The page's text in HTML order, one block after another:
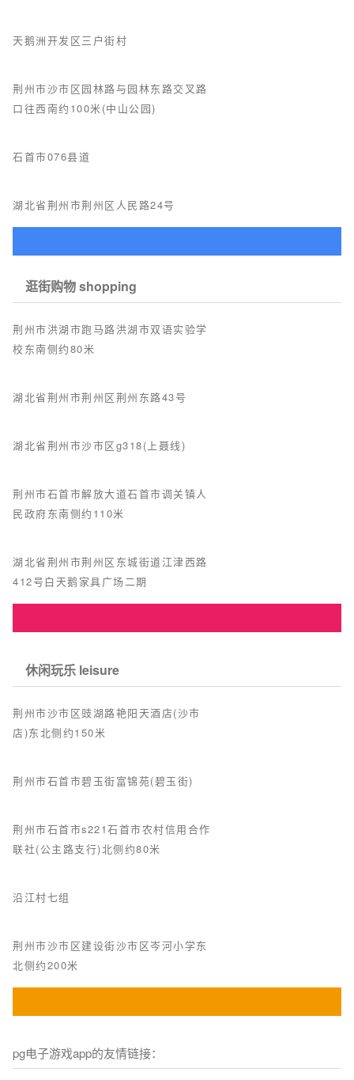
天鹅洲开发区三户街村
荆州市沙市区园林路与园林东路交叉路
口往西南约100米(中山公园)
石首市076县道
湖北省荆州市荆州区人民路24号
逛街购物 shopping
荆州市洪湖市跑马路洪湖市双语实验学
校东南侧约80米
湖北省荆州市荆州区荆州东路43号
湖北省荆州市沙市区g318(上聂线)
荆州市石首市解放大道石首市调关镇人
民政府东南侧约110米
湖北省荆州市荆州区东城街道江津西路
412号白天鹅家具广场二期
休闲玩乐 leisure
荆州市沙市区豉湖路艳阳天酒店(沙市
店)东北侧约150米
荆州市石首市碧玉街富锦苑(碧玉街)
荆州市石首市s221石首市农村信用合作
联社(公主路支行)北侧约80米
沿江村七组
荆州市沙市区建设街沙市区岑河小学东
北侧约200米
pg电子游戏app的友情链接：